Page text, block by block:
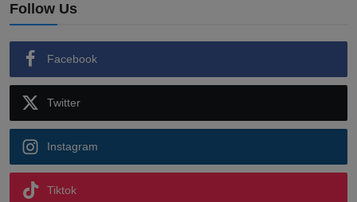
Follow Us
Facebook
Twitter
Instagram
Tiktok